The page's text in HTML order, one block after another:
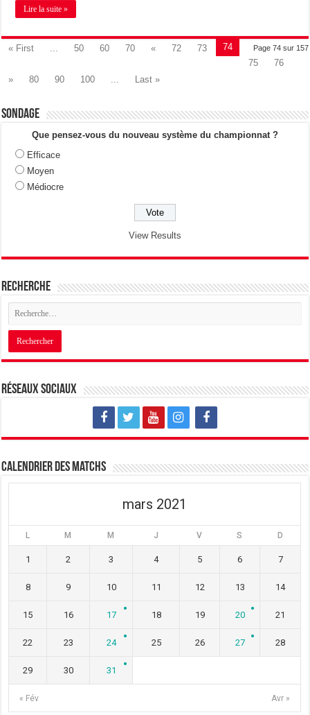
Lire la suite »
Page 74 sur 157
« First 50 60 70 « 72 73
74
75
76
»
80 90 100 Last »
Sondage
Que pensez-vous du nouveau système du championnat ?
Efficace
Moyen
Médiocre
View Results
Recherche
Réseaux sociaux
Calendrier des matchs
mars 2021
L M M J V S D
« Fév Avr »
1 2 3 4 5 6 7
8 9 10 11 12 13 14
15 16 17 18 19 20 21
22 23 24 25 26 27 28
29 30 31